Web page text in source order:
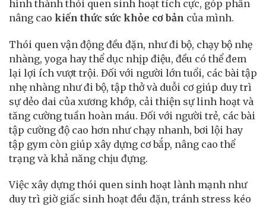
hình thành thói quen sinh hoạt tích cực, góp phần
nâng cao kiến thức sức khỏe cơ bản của mình.
Thói quen vận động đều đặn, như đi bộ, chạy bộ nhẹ
nhàng, yoga hay thể dục nhịp điệu, đều có thể đem
lại lợi ích vượt trội. Đối với người lớn tuổi, các bài tập
nhẹ nhàng như đi bộ, tập thở và duỗi cơ giúp duy trì
sự dẻo dai của xương khớp, cải thiện sự linh hoạt và
tăng cường tuần hoàn máu. Đối với người trẻ, các bài
tập cường độ cao hơn như chạy nhanh, bơi lội hay
tập gym còn giúp xây dựng cơ bắp, nâng cao thể
trạng và khả năng chịu đựng.
Việc xây dựng thói quen sinh hoạt lành mạnh như
duy trì giờ giấc sinh hoạt đều đặn, tránh stress kéo